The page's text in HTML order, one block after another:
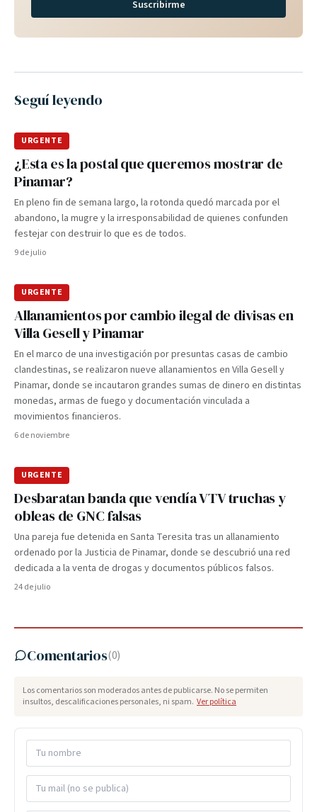
Suscribirme
Seguí leyendo
URGENTE
¿Esta es la postal que queremos mostrar de
Pinamar?
En pleno fin de semana largo, la rotonda quedó marcada por el
abandono, la mugre y la irresponsabilidad de quienes confunden
festejar con destruir lo que es de todos.
9 de julio
URGENTE
Allanamientos por cambio ilegal de divisas en
Villa Gesell y Pinamar
En el marco de una investigación por presuntas casas de cambio
clandestinas, se realizaron nueve allanamientos en Villa Gesell y
Pinamar, donde se incautaron grandes sumas de dinero en distintas
monedas, armas de fuego y documentación vinculada a
movimientos financieros.
6 de noviembre
URGENTE
Desbaratan banda que vendía VTV truchas y
obleas de GNC falsas
Una pareja fue detenida en Santa Teresita tras un allanamiento
ordenado por la Justicia de Pinamar, donde se descubrió una red
dedicada a la venta de drogas y documentos públicos falsos.
24 de julio
Comentarios(0)
Los comentarios son moderados antes de publicarse. No se permiten
insultos, descalificaciones personales, ni spam. Ver política